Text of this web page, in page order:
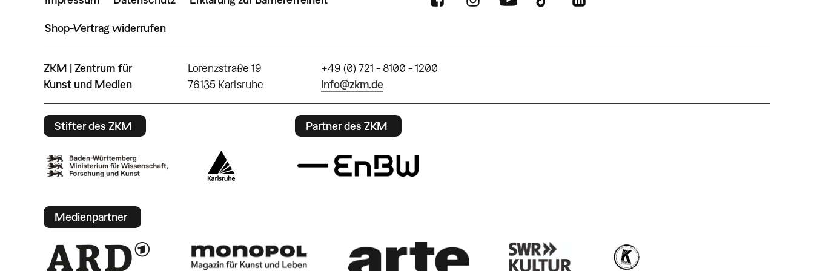
Shop-Vertrag widerrufen
ZKM | Zentrum für
Kunst und Medien
Lorenzstraße 19
76135 Karlsruhe
+49 (0) 721 - 8100 - 1200
info@zkm.de
Stifter des ZKM Partner des ZKM
Medienpartner